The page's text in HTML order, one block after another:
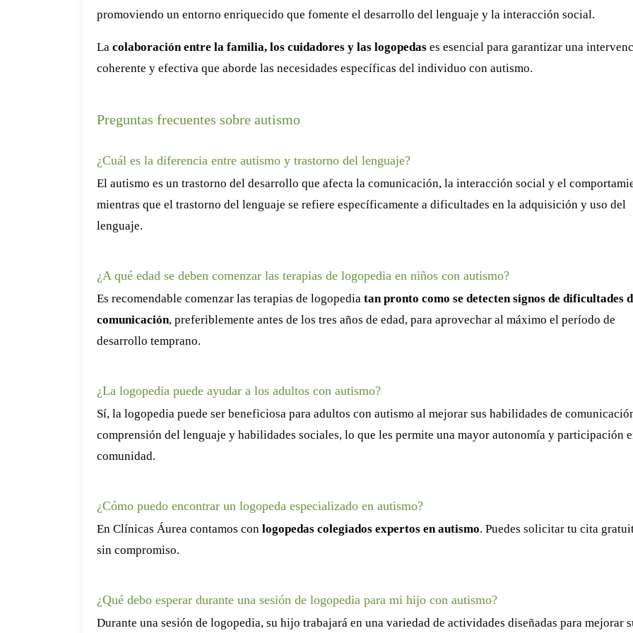
promoviendo un entorno enriquecido que fomente el desarrollo del lenguaje y la interacción social.
La colaboración entre la familia, los cuidadores y las logopedas es esencial para garantizar una
coherente y efectiva que aborde las necesidades específicas del individuo con autismo.
Preguntas frecuentes sobre autismo
¿Cuál es la diferencia entre autismo y trastorno del lenguaje?
El autismo es un trastorno del desarrollo que afecta la comunicación, la interacción social y el
mientras que el trastorno del lenguaje se refiere específicamente a dificultades en la adquisición y uso del
lenguaje.
¿A qué edad se deben comenzar las terapias de logopedia en niños con autismo?
Es recomendable comenzar las terapias de logopedia tan pronto como se detecten signos de dificultades
comunicación, preferiblemente antes de los tres años de edad, para aprovechar al máximo el período de
desarrollo temprano.
¿La logopedia puede ayudar a los adultos con autismo?
Sí, la logopedia puede ser beneficiosa para adultos con autismo al mejorar sus habilidades de
comprensión del lenguaje y habilidades sociales, lo que les permite una mayor autonomía y participación
comunidad.
¿Cómo puedo encontrar un logopeda especializado en autismo?
En Clínicas Áurea contamos con logopedas colegiados expertos en autismo. Puedes solicitar tu cita
sin compromiso.
¿Qué debo esperar durante una sesión de logopedia para mi hijo con autismo?
Durante una sesión de logopedia, su hijo trabajará en una variedad de actividades diseñadas para mejorar